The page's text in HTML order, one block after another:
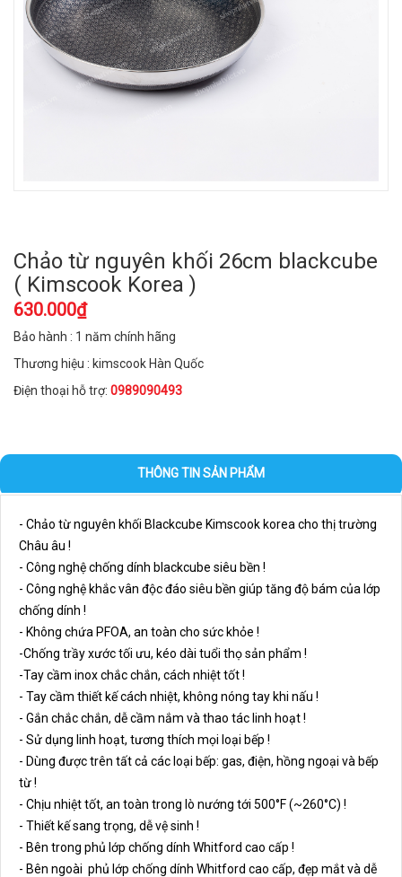
Chảo từ nguyên khối 26cm blackcube
( Kimscook Korea )
630.000₫
Bảo hành : 1 năm chính hãng
Thương hiệu : kimscook Hàn Quốc
Điện thoại hỗ trợ: 0989090493
THÔNG TIN SẢN PHẨM
- Chảo từ nguyên khối Blackcube Kimscook korea cho thị trường
Châu âu !
- Công nghệ chống dính blackcube siêu bền !
- Công nghệ khắc vân độc đáo siêu bền giúp tăng độ bám của lớp
chống dính !
- Không chứa PFOA, an toàn cho sức khỏe !
-Chống trầy xước tối ưu, kéo dài tuổi thọ sản phẩm !
-Tay cầm inox chắc chắn, cách nhiệt tốt !
- Tay cầm thiết kế cách nhiệt, không nóng tay khi nấu !
- Gắn chắc chắn, dễ cầm nắm và thao tác linh hoạt !
- Sử dụng linh hoạt, tương thích mọi loại bếp !
- Dùng được trên tất cả các loại bếp: gas, điện, hồng ngoại và bếp
từ !
- Chịu nhiệt tốt, an toàn trong lò nướng tới 500°F(~260°C) !
- Thiết kế sang trọng, dễ vệ sinh !
- Bên trong phủ lớp chống dính Whitford cao cấp !
- Bên ngoài phủ lớp chống dính Whitford cao cấp, đẹp mắt và dễ